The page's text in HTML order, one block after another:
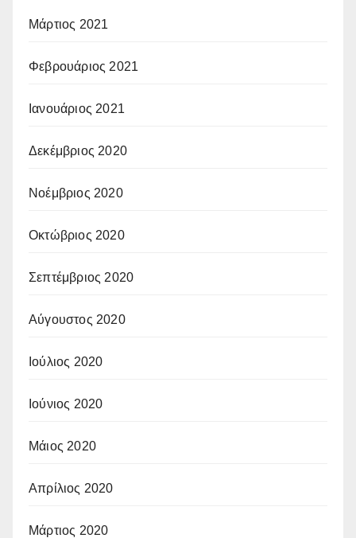
Μάρτιος 2021
Φεβρουάριος 2021
Ιανουάριος 2021
Δεκέμβριος 2020
Νοέμβριος 2020
Οκτώβριος 2020
Σεπτέμβριος 2020
Αύγουστος 2020
Ιούλιος 2020
Ιούνιος 2020
Μάιος 2020
Απρίλιος 2020
Μάρτιος 2020